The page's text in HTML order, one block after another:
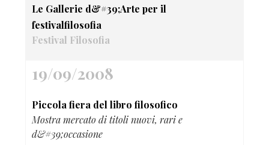
Le Gallerie d&#39;Arte per il
festivalfilosofia
Festival Filosofia
19/09/2008
Piccola fiera del libro filosofico
Mostra mercato di titoli nuovi, rari e
d&#39;occasione